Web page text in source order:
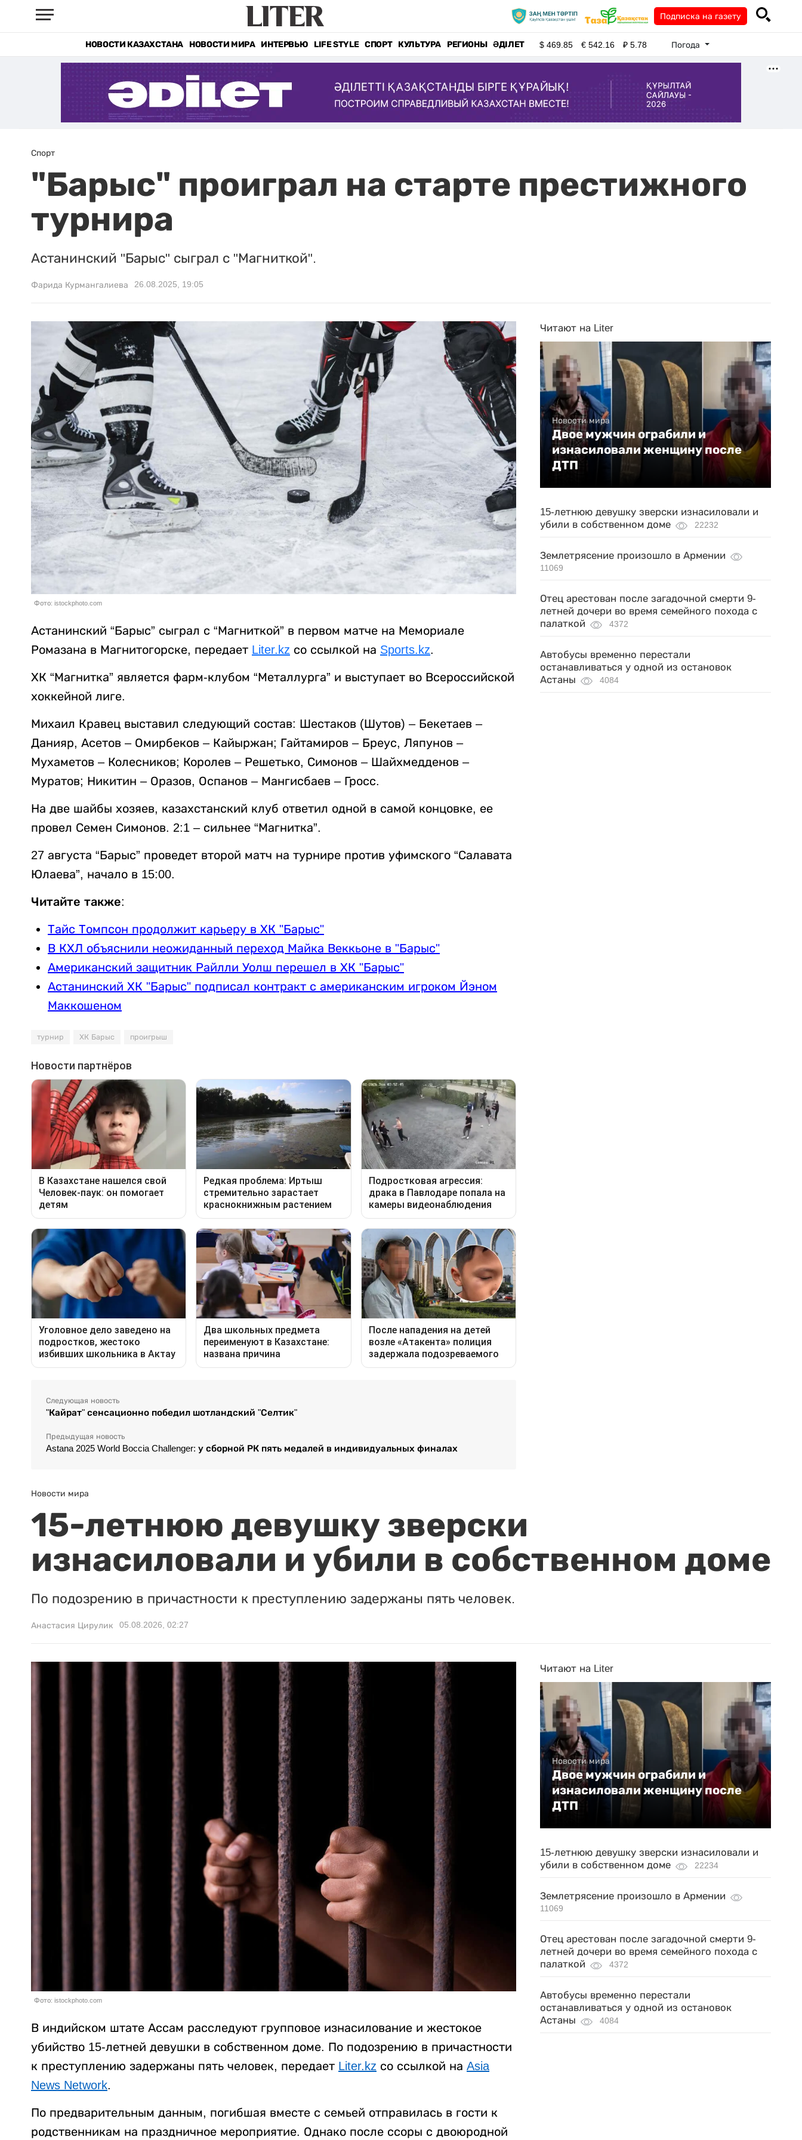
Подписка на газету
НОВОСТИ КАЗАХСТАНА НОВОСТИ МИРА ИНТЕРВЬЮ LIFE STYLE СПОРТ КУЛЬТУРА РЕГИОНЫ ӘДІЛЕТ $469.85 €542.16 ₽5.78 Погода
Спорт
"Барыс" проиграл на старте престижного
турнира
Астанинский "Барыс" сыграл с "Магниткой".
Фарида Курмангалиева 26.08.2025, 19:05
Фото: istockphoto.com
Астанинский “Барыс” сыграл с “Магниткой” в первом матче на Мемориале
Ромазана в Магнитогорске, передает Liter.kz со ссылкой на Sports.kz.
ХК “Магнитка” является фарм-клубом “Металлурга” и выступает во Всероссийской
хоккейной лиге.
Михаил Кравец выставил следующий состав: Шестаков (Шутов) – Бекетаев –
Данияр, Асетов – Омирбеков – Кайыржан; Гайтамиров – Бреус, Ляпунов –
Мухаметов – Колесников; Королев – Решетько, Симонов – Шайхмедденов –
Муратов; Никитин – Оразов, Оспанов – Мангисбаев – Гросс.
На две шайбы хозяев, казахстанский клуб ответил одной в самой концовке, ее
провел Семен Симонов. 2:1 – сильнее “Магнитка”.
27 августа “Барыс” проведет второй матч на турнире против уфимского “Салавата
Юлаева”, начало в 15:00.
Читайте также:
Тайс Томпсон продолжит карьеру в ХК "Барыс"
В КХЛ объяснили неожиданный переход Майка Веккьоне в "Барыс"
Американский защитник Райлли Уолш перешел в ХК "Барыс"
Астанинский ХК "Барыс" подписал контракт с американским игроком Йэном
Маккошеном
турнир ХК Барыс проигрыш
Следующая новость
"Кайрат" сенсационно победил шотландский "Селтик"
Предыдущая новость
Astana 2025 World Boccia Challenger: у сборной РК пять медалей в индивидуальных финалах
Читают на Liter
Новости мира
Двое мужчин ограбили и
изнасиловали женщину после
ДТП
15-летнюю девушку зверски изнасиловали и
убили в собственном доме
22232
Землетрясение произошло в Армении
11069
Отец арестован после загадочной смерти 9-
летней дочери во время семейного похода с
палаткой
4372
Автобусы временно перестали
останавливаться у одной из остановок
Астаны
4084
Новости мира
15-летнюю девушку зверски
изнасиловали и убили в собственном доме
По подозрению в причастности к преступлению задержаны пять человек.
Анастасия Цирулик 05.08.2026, 02:27
Фото: istockphoto.com
В индийском штате Ассам расследуют групповое изнасилование и жестокое
убийство 15-летней девушки в собственном доме. По подозрению в причастности
к преступлению задержаны пять человек, передает Liter.kz со ссылкой на Asia
News Network.
По предварительным данным, погибшая вместе с семьей отправилась в гости к
родственникам на праздничное мероприятие. Однако после ссоры с двоюродной
Читают на Liter
Новости мира
Двое мужчин ограбили и
изнасиловали женщину после
ДТП
15-летнюю девушку зверски изнасиловали и
убили в собственном доме
22234
Землетрясение произошло в Армении
11069
Отец арестован после загадочной смерти 9-
летней дочери во время семейного похода с
палаткой
4372
Автобусы временно перестали
останавливаться у одной из остановок
Астаны
4084